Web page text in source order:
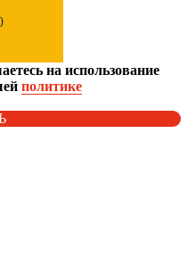
на использование
политике